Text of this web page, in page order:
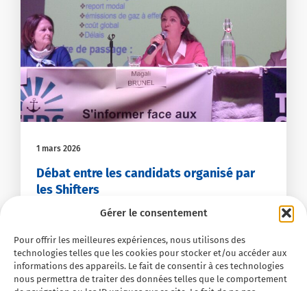
Gérer le consentement
Pour offrir les meilleures expériences, nous utilisons des
technologies telles que les cookies pour stocker et/ou accéder aux
informations des appareils. Le fait de consentir à ces technologies
nous permettra de traiter des données telles que le comportement
1 mars 2026
Débat entre les candidats organisé par
les Shifters
Les Shifters ont organisé un débat où les 5
principaux candidats étaient présents pour répondre
à une dizaine